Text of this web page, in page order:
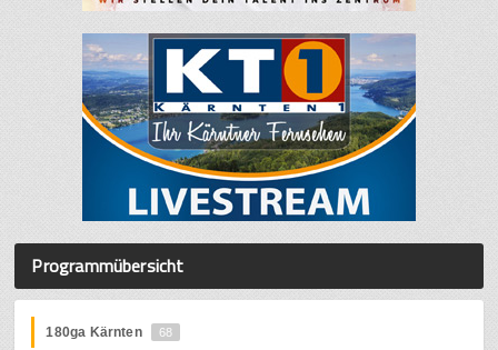
Programmübersicht
180ga Kärnten 68